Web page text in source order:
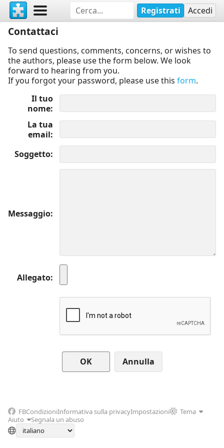
Registrati Accedi
Contattaci
To send questions, comments, concerns, or wishes to
the authors, please use the form below. We look
forward to hearing from you.
If you forgot your password, please use this form.
Il tuo
nome
La tua
email
Soggetto
Messaggio
Allegato
Annulla
FBCondizioniInformativa sulla privacyImpostazioni
Tema
Aiuto
Segnala un abuso